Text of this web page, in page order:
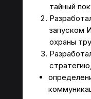
тайный
запуском
охраны